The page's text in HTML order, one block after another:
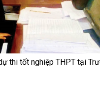
thi tốt nghiệp THPT tại